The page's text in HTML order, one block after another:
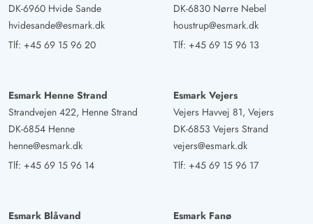
DK-6960 Hvide Sande
hvidesande@esmark.dk
Tlf: +45 69 15 96 20
DK-6830 Nørre Nebel
houstrup@esmark.dk
Tlf: +45 69 15 96 13
Esmark Henne Strand
Strandvejen 422, Henne Strand
DK-6854 Henne
henne@esmark.dk
Tlf: +45 69 15 96 14
Esmark Vejers
Vejers Havvej 81, Vejers
DK-6853 Vejers Strand
vejers@esmark.dk
Tlf: +45 69 15 96 17
Esmark Blåvand
Esmark Fanø